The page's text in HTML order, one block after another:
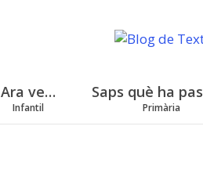
Ara ve…
Infantil
Saps què ha
Primària